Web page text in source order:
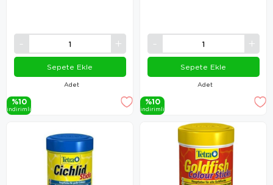
Adet
Sepete Ekle
%10
i̇ndi̇ri̇mli̇
Adet
Sepete Ekle
%10
i̇ndi̇ri̇mli̇